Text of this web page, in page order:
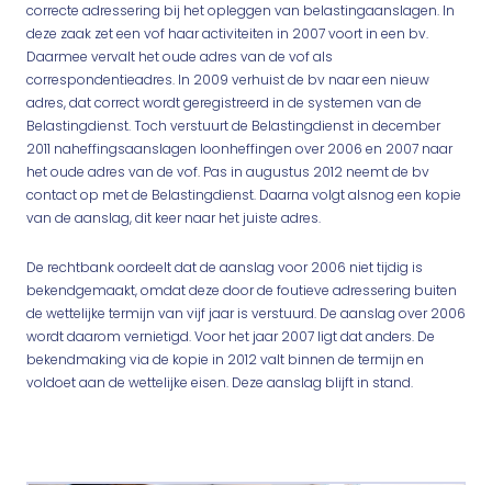
correcte adressering bij het opleggen van belastingaanslagen. In
deze zaak zet een vof haar activiteiten in 2007 voort in een bv.
Daarmee vervalt het oude adres van de vof als
correspondentieadres. In 2009 verhuist de bv naar een nieuw
adres, dat correct wordt geregistreerd in de systemen van de
Belastingdienst. Toch verstuurt de Belastingdienst in december
2011 naheffingsaanslagen loonheffingen over 2006 en 2007 naar
het oude adres van de vof. Pas in augustus 2012 neemt de bv
contact op met de Belastingdienst. Daarna volgt alsnog een kopie
van de aanslag, dit keer naar het juiste adres.
De rechtbank oordeelt dat de aanslag voor 2006 niet tijdig is
bekendgemaakt, omdat deze door de foutieve adressering buiten
de wettelijke termijn van vijf jaar is verstuurd. De aanslag over 2006
wordt daarom vernietigd. Voor het jaar 2007 ligt dat anders. De
bekendmaking via de kopie in 2012 valt binnen de termijn en
voldoet aan de wettelijke eisen. Deze aanslag blijft in stand.